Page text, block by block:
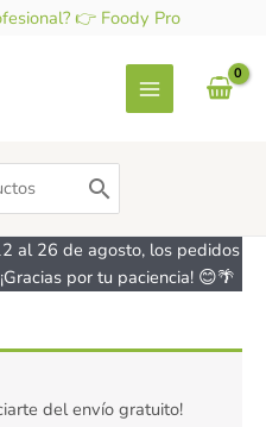
👉 Foody Pro
al 26 de agosto, los pedidos
por tu paciencia! 😊🌴
del envío gratuito!